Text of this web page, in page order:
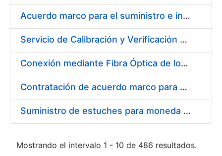
Acuerdo marco para el suministro e instalación de persianas, estores y otros complementos
Servicio de Calibración y Verificación Externa de los Equipos de Medición del Servicio de Prevención de la FNMT-RCM
Conexión mediante Fibra Óptica de los Centros de Proceso de Datos (CPDs) de las sedes de la FNMT-RCM de Burgos y Madrid
Contratación de acuerdo marco para el Suministro de Material de Electricidad para la Fábrica Nacional de Moneda y Timbre-Real Casa de la Moneda en su centro de trabajo de Burgos
Suministro de estuches para moneda de 30 €
Mostrando el intervalo 1 - 10 de 486 resultados.